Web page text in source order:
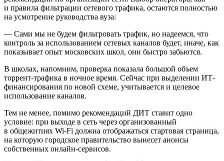
и правила фильтрации сетевого трафика, остаются полностью
на усмотрение руководства вуза:
— Сами мы не будем фильтровать трафик, но надеемся, что
контроль за использованием сетевых каналов будет, иначе, как
показывает опыт московских школ, они быстро забьются.
В школах, напомним, проверка показала большой объем
торрент-трафика в ночное время. Сейчас при выделении ИТ-
финансирования по новой схеме, учитывается и целевое
использование каналов.
Тем не менее, помимо рекомендаций ДИТ ставит одно
условие: при выходе в сеть через организованный
в общежитиях Wi-Fi должна отображаться стартовая страница,
на которую городское правительство вынесет анонсы
собственных онлайн-сервисов.